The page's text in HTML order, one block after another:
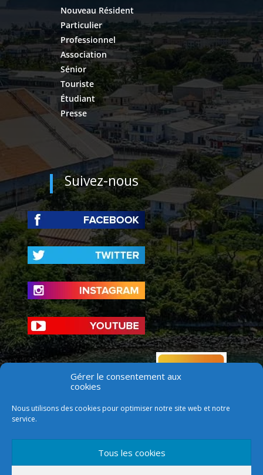
Gérer le consentement aux
cookies
Nous utilisons des cookies pour optimiser notre site web et notre
service.
Tous les cookies
Nouveau Résident
Particulier
Professionnel
Association
Sénior
Touriste
Étudiant
Presse
Suivez-nous